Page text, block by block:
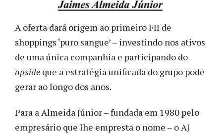
A oferta dará origem ao primeiro FII de
shoppings ‘puro sangue’ – investindo nos ativos
de uma única companhia e participando do
upside que a estratégia unificada do grupo pode
gerar ao longo dos anos.
Para a Almeida Júnior – fundada em 1980 pelo
empresário que lhe empresta o nome – o AJ